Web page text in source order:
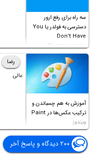
سه راه برای رفع ارور
دسترسی به فولدر یا You
Don’t Have
Permission to
Access this folder
آموزش به هم چسباندن و
ترکیب عکس‌ها در Paint
ویندوز
رضا
عالی
۲۰۰ دیدگاه و پاسخ آخر